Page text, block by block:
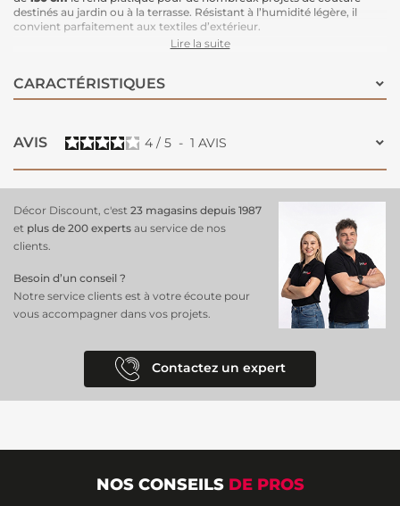
destinés au jardin ou à la terrasse. Résistant à l’humidité légère, il
convient parfaitement aux textiles d’extérieur.
matelas bain de soleil
poufs et coussins pour palettes
chaises longues
Lire la suite
CARACTÉRISTIQUES
AVIS 4 / 5 - 1 AVIS
Décor Discount, c'est 23 magasins depuis 1987
et plus de 200 experts au service de nos
clients.
Besoin d’un conseil ?
Notre service clients est à votre écoute pour
vous accompagner dans vos projets.
Contactez un expert
NOS CONSEILS DE PROS